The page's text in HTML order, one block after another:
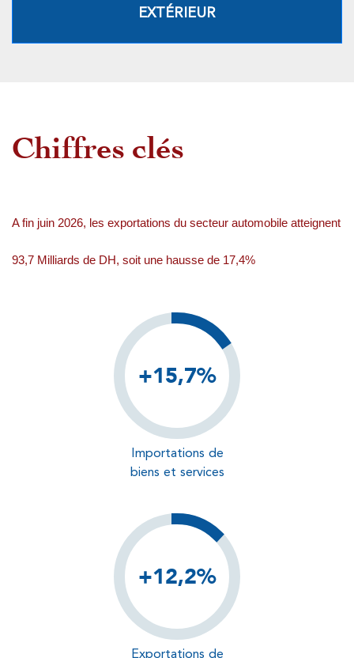
EXTÉRIEUR
Chiffres clés
A fin juin 2026, les exportations du secteur automobile atteignent
93,7 Milliards de DH, soit une hausse de 17,4%
+15,7%
Importations de
biens et services
+12,2%
Exportations de